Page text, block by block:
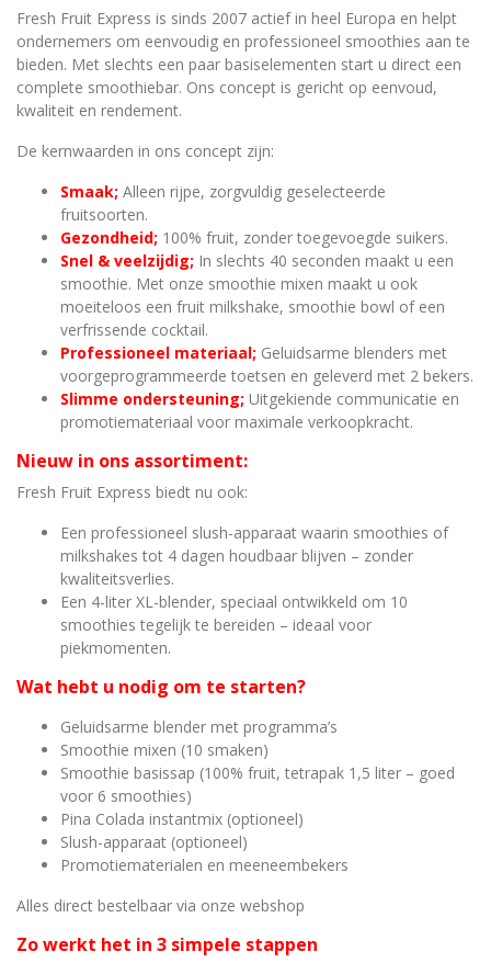
Fresh Fruit Express is sinds 2007 actief in heel Europa en helpt
ondernemers om eenvoudig en professioneel smoothies aan te
bieden. Met slechts een paar basiselementen start u direct een
complete smoothiebar. Ons concept is gericht op eenvoud,
kwaliteit en rendement.
De kernwaarden in ons concept zijn:
Smaak; Alleen rijpe, zorgvuldig geselecteerde
fruitsoorten.
Gezondheid; 100% fruit, zonder toegevoegde suikers.
Snel & veelzijdig; In slechts 40 seconden maakt u een
smoothie. Met onze smoothie mixen maakt u ook
moeiteloos een fruit milkshake, smoothie bowl of een
verfrissende cocktail.
Professioneel materiaal; Geluidsarme blenders met
voorgeprogrammeerde toetsen en geleverd met 2 bekers.
Slimme ondersteuning; Uitgekiende communicatie en
promotiemateriaal voor maximale verkoopkracht.
Nieuw in ons assortiment:
Fresh Fruit Express biedt nu ook:
Een professioneel slush-apparaat waarin smoothies of
milkshakes tot 4 dagen houdbaar blijven – zonder
kwaliteitsverlies.
Een 4-liter XL-blender, speciaal ontwikkeld om 10
smoothies tegelijk te bereiden – ideaal voor
piekmomenten.
Wat hebt u nodig om te starten?
Geluidsarme blender met programma’s
Smoothie mixen (10 smaken)
Smoothie basissap (100% fruit, tetrapak 1,5 liter – goed
voor 6 smoothies)
Pina Colada instantmix (optioneel)
Slush-apparaat (optioneel)
Promotiematerialen en meeneembekers
Alles direct bestelbaar via onze webshop
Zo werkt het in 3 simpele stappen